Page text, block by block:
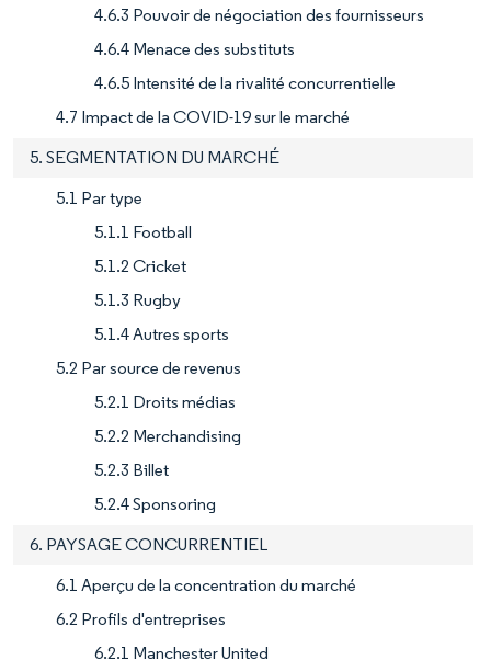
4.6.3 Pouvoir de négociation des fournisseurs
4.6.4 Menace des substituts
4.6.5 Intensité de la rivalité concurrentielle
4.7 Impact de la COVID-19 sur le marché
5. SEGMENTATION DU MARCHÉ
5.1 Par type
5.1.1 Football
5.1.2 Cricket
5.1.3 Rugby
5.1.4 Autres sports
5.2 Par source de revenus
5.2.1 Droits médias
5.2.2 Merchandising
5.2.3 Billet
5.2.4 Sponsoring
6. PAYSAGE CONCURRENTIEL
6.1 Aperçu de la concentration du marché
6.2 Profils d'entreprises
6.2.1 Manchester United